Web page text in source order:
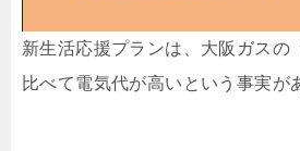
新生活応援プランは、大阪ガスの
比べて電気代が高いという事実が